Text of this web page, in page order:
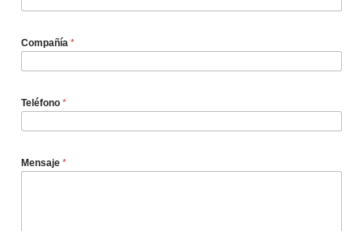
Compañía *
Teléfono *
Mensaje *